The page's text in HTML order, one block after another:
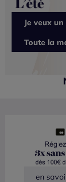
Je veux
Toute la
en